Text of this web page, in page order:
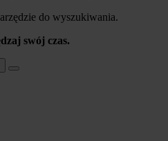
do wyszukiwania.
swój czas.